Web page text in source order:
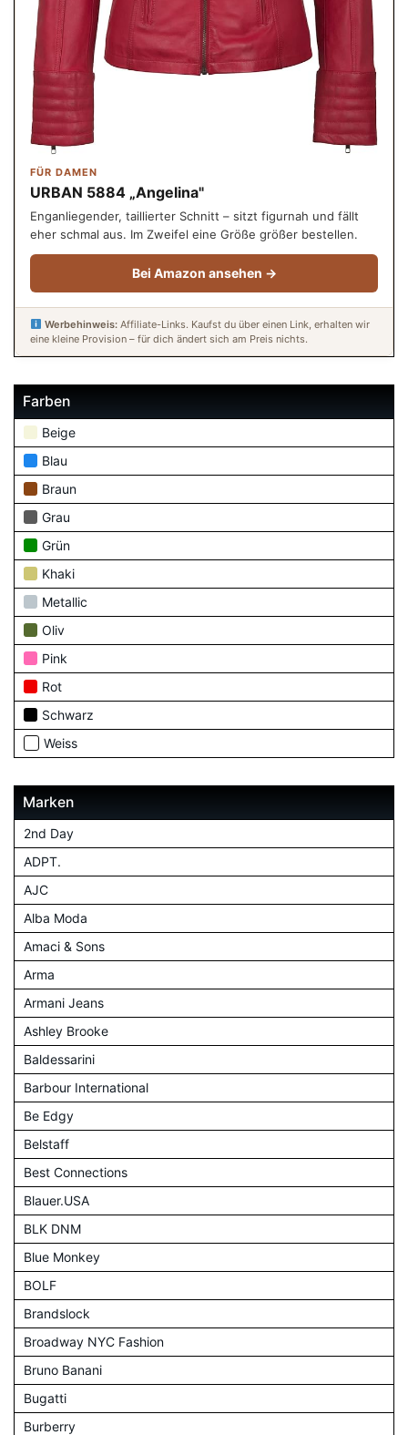
FÜR DAMEN
URBAN 5884 „Angelina"
Enganliegender, taillierter Schnitt – sitzt figurnah und fällt
eher schmal aus. Im Zweifel eine Größe größer bestellen.
Bei Amazon ansehen →
Werbehinweis:Affiliate-Links. Kaufst du über einen Link, erhalten wir
eine kleine Provision – für dich ändert sich am Preis nichts.
Farben
Beige
Blau
Braun
Grau
Grün
Khaki
Metallic
Oliv
Pink
Rot
Schwarz
Weiss
Marken
2nd Day
ADPT.
AJC
Alba Moda
Amaci & Sons
Arma
Armani Jeans
Ashley Brooke
Baldessarini
Barbour International
Be Edgy
Belstaff
Best Connections
Blauer.USA
BLK DNM
Blue Monkey
BOLF
Brandslock
Broadway NYC Fashion
Bruno Banani
Bugatti
Burberry